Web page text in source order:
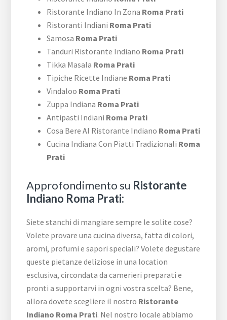
Ristorante Indiano In Zona Roma Prati
Ristoranti Indiani Roma Prati
Samosa Roma Prati
Tanduri Ristorante Indiano Roma Prati
Tikka Masala Roma Prati
Tipiche Ricette Indiane Roma Prati
Vindaloo Roma Prati
Zuppa Indiana Roma Prati
Antipasti Indiani Roma Prati
Cosa Bere Al Ristorante Indiano Roma Prati
Cucina Indiana Con Piatti Tradizionali Roma
Prati
Approfondimento su Ristorante
Indiano Roma Prati:
Siete stanchi di mangiare sempre le solite cose?
Volete provare una cucina diversa, fatta di colori,
aromi, profumi e sapori speciali? Volete degustare
queste pietanze deliziose in una location
esclusiva, circondata da camerieri preparati e
pronti a supportarvi in ogni vostra scelta? Bene,
allora dovete scegliere il nostro Ristorante
Indiano Roma Prati. Nel nostro locale abbiamo